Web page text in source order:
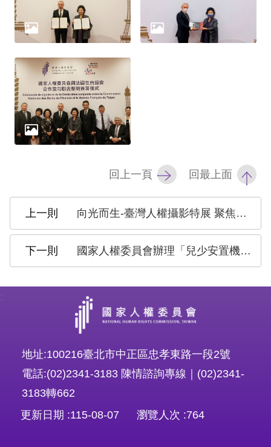
兒少版
回
首
頁
網
站
全
回上一頁 回最上面
向光而生-臺灣人權攝影特展 聚焦原住民、性別平等與外籍移工
國家人權委員會辦理「兒少安置機構及校園性侵」系統性訪查研究 徵募有意願民眾進行訪談
地址:100216臺北市中正區忠孝東路一段2號
電話:(02)2341-3183 陳情諮詢專線｜(02)2341-
3183轉662
更新日期
115-08-07 瀏覽人次 764